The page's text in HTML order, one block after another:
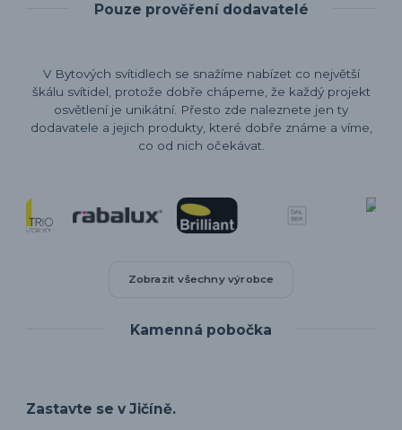
Pouze prověření dodavatelé
V Bytových svítidlech se snažíme nabízet co největší
škálu svítidel, protože dobře chápeme, že každý projekt
osvětlení je unikátní. Přesto zde naleznete jen ty
dodavatele a jejich produkty, které dobře známe a víme,
co od nich očekávat.
Zobrazit všechny výrobce
Kamenná pobočka
Zastavte se v Jičíně.